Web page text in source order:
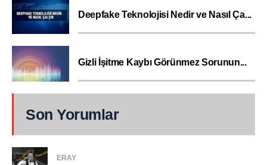
Deepfake Teknolojisi Nedir ve Nasıl Ça...
Gizli İşitme Kaybı Görünmez Sorunun...
Son Yorumlar
ERAY